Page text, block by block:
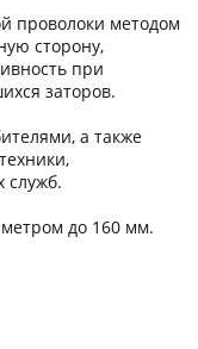
проволоки методом
сторону,
при
заторов.
а также
служб.
до 160 мм.